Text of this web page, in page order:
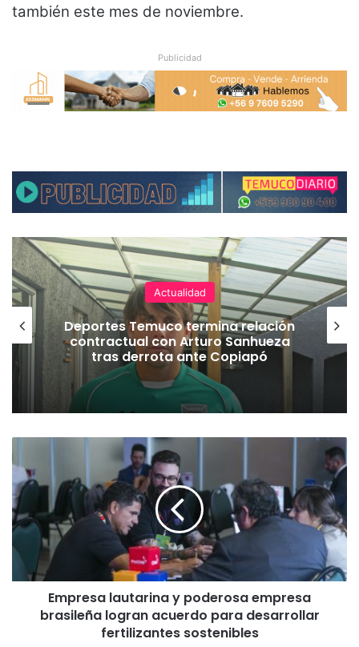
también este mes de noviembre.
Publicidad
Actualidad
Deportes Temuco termina relación
contractual con Arturo Sanhueza
tras derrota ante Copiapó
m
r
e
s
a
a
Empresa lautarina y poderosa empresa
brasileña logran acuerdo para desarrollar
fertilizantes sostenibles